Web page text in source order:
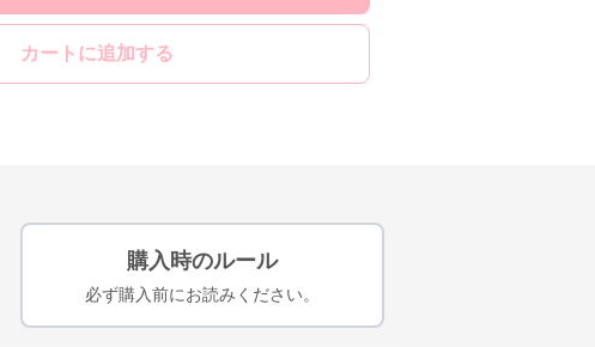
カートに追加する
購入時のルール
必ず購入前にお読みください。